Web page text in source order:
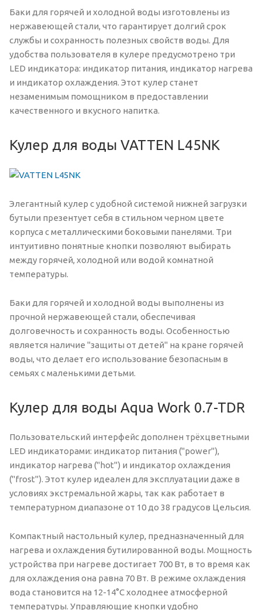
Баки для горячей и холодной воды изготовлены из
нержавеющей стали, что гарантирует долгий срок
службы и сохранность полезных свойств воды. Для
удобства пользователя в кулере предусмотрено три
LED индикатора: индикатор питания, индикатор нагрева
и индикатор охлаждения. Этот кулер станет
незаменимым помощником в предоставлении
качественного и вкусного напитка.
Кулер для воды VATTEN L45NK
Элегантный кулер с удобной системой нижней загрузки
бутыли презентует себя в стильном черном цвете
корпуса с металлическими боковыми панелями. Три
интуитивно понятные кнопки позволяют выбирать
между горячей, холодной или водой комнатной
температуры.
Баки для горячей и холодной воды выполнены из
прочной нержавеющей стали, обеспечивая
долговечность и сохранность воды. Особенностью
является наличие "защиты от детей" на кране горячей
воды, что делает его использование безопасным в
семьях с маленькими детьми.
Кулер для воды Aqua Work 0.7-TDR
Пользовательский интерфейс дополнен трёхцветными
LED индикаторами: индикатор питания ("power"),
индикатор нагрева ("hot") и индикатор охлаждения
("frost"). Этот кулер идеален для эксплуатации даже в
условиях экстремальной жары, так как работает в
температурном диапазоне от 10 до 38 градусов Цельсия.
Компактный настольный кулер, предназначенный для
нагрева и охлаждения бутилированной воды. Мощность
устройства при нагреве достигает 700 Вт, в то время как
для охлаждения она равна 70 Вт. В режиме охлаждения
вода становится на 12-14°C холоднее атмосферной
температуры. Управляющие кнопки удобно